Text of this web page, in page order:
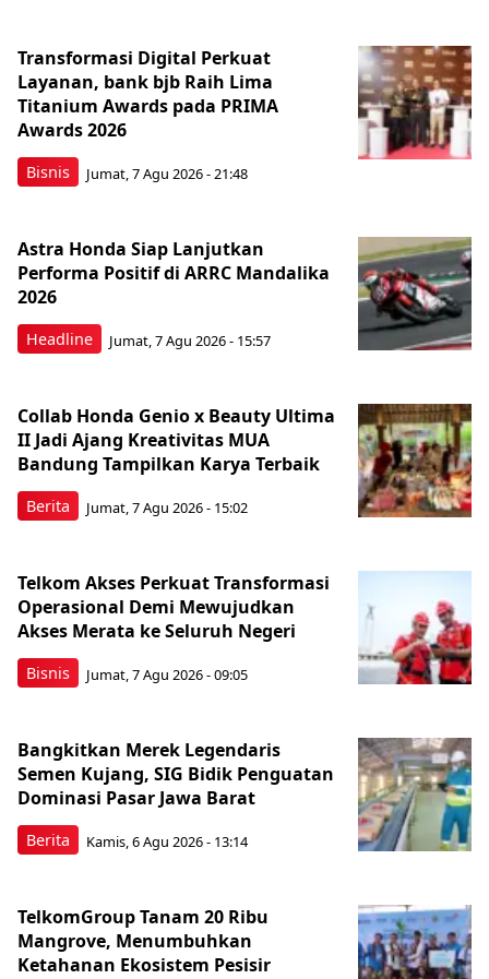
Bisnis
Transformasi Digital Perkuat
Layanan, bank bjb Raih Lima
Titanium Awards pada PRIMA
Awards 2026
Jumat, 7 Agu 2026 - 21:48
Headline
Astra Honda Siap Lanjutkan
Performa Positif di ARRC Mandalika
2026
Jumat, 7 Agu 2026 - 15:57
Berita
Collab Honda Genio x Beauty Ultima
II Jadi Ajang Kreativitas MUA
Bandung Tampilkan Karya Terbaik
Jumat, 7 Agu 2026 - 15:02
Bisnis
Telkom Akses Perkuat Transformasi
Operasional Demi Mewujudkan
Akses Merata ke Seluruh Negeri
Jumat, 7 Agu 2026 - 09:05
Berita
Bangkitkan Merek Legendaris
Semen Kujang, SIG Bidik Penguatan
Dominasi Pasar Jawa Barat
Kamis, 6 Agu 2026 - 13:14
TelkomGroup Tanam 20 Ribu
Mangrove, Menumbuhkan
Ketahanan Ekosistem Pesisir